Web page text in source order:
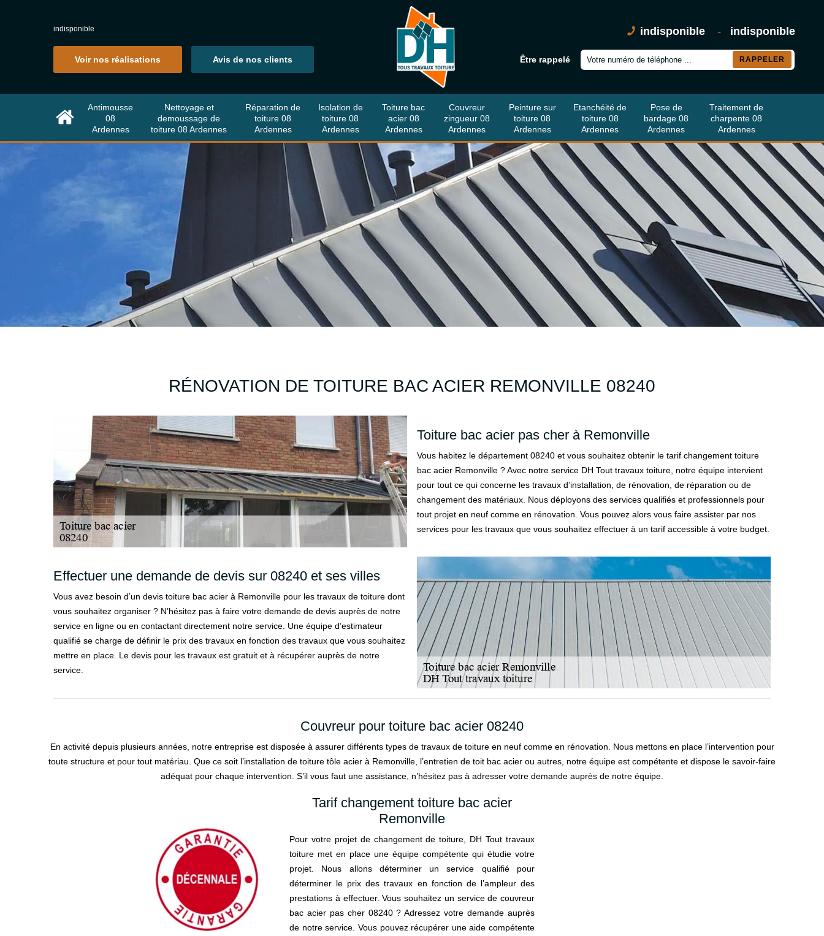
indisponible
Voir nos réalisations Avis de nos clients
indisponible - indisponible
Être rappelé
Antimousse
08
Ardennes
Nettoyage et
demoussage de
toiture 08 Ardennes
Réparation de
toiture 08
Ardennes
Isolation de
toiture 08
Ardennes
Toiture bac
acier 08
Ardennes
Couvreur
zingueur 08
Ardennes
Peinture sur
toiture 08
Ardennes
Etanchéité de
toiture 08
Ardennes
Pose de
bardage 08
Ardennes
Traitement de
charpente 08
Ardennes
RÉNOVATION DE TOITURE BAC ACIER REMONVILLE 08240
Toiture bac acier pas cher à Remonville
Vous habitez le département 08240 et vous souhaitez obtenir le tarif changement toiture
bac acier Remonville ? Avec notre service DH Tout travaux toiture, notre équipe intervient
pour tout ce qui concerne les travaux d’installation, de rénovation, de réparation ou de
changement des matériaux. Nous déployons des services qualifiés et professionnels pour
tout projet en neuf comme en rénovation. Vous pouvez alors vous faire assister par nos
services pour les travaux que vous souhaitez effectuer à un tarif accessible à votre budget.
Effectuer une demande de devis sur 08240 et ses villes
Vous avez besoin d’un devis toiture bac acier à Remonville pour les travaux de toiture dont
vous souhaitez organiser ? N’hésitez pas à faire votre demande de devis auprès de notre
service en ligne ou en contactant directement notre service. Une équipe d’estimateur
qualifié se charge de définir le prix des travaux en fonction des travaux que vous souhaitez
mettre en place. Le devis pour les travaux est gratuit et à récupérer auprès de notre
service.
Couvreur pour toiture bac acier 08240
En activité depuis plusieurs années, notre entreprise est disposée à assurer différents types de travaux de toiture en neuf comme en rénovation. Nous mettons en place l’intervention pour
toute structure et pour tout matériau. Que ce soit l’installation de toiture tôle acier à Remonville, l’entretien de toit bac acier ou autres, notre équipe est compétente et dispose le savoir-faire
adéquat pour chaque intervention. S’il vous faut une assistance, n’hésitez pas à adresser votre demande auprès de notre équipe.
Tarif changement toiture bac acier
Remonville
Pour votre projet de changement de toiture, DH Tout travaux
toiture met en place une équipe compétente qui étudie votre
projet. Nous allons déterminer un service qualifié pour
déterminer le prix des travaux en fonction de l’ampleur des
prestations à effectuer. Vous souhaitez un service de couvreur
bac acier pas cher 08240 ? Adressez votre demande auprès
de notre service. Vous pouvez récupérer une aide compétente